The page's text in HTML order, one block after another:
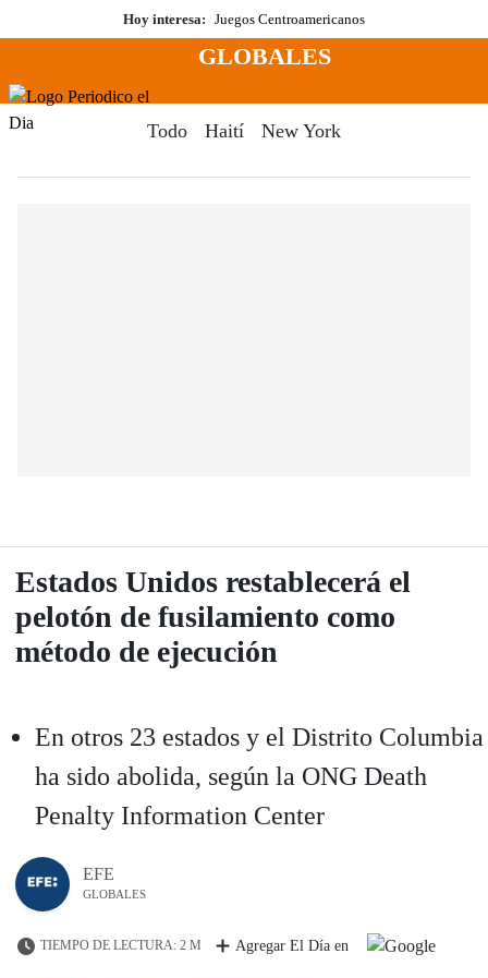
al
Hoy interesa: Juegos Centroamericanos
Menú
GLOBALES
Todo Haití New York
Estados Unidos restablecerá el
pelotón de fusilamiento como
método de ejecución
En otros 23 estados y el Distrito Columbia
ha sido abolida, según la ONG Death
Penalty Information Center
EFE
GLOBALES
TIEMPO DE LECTURA: 2 M Agregar El Día en